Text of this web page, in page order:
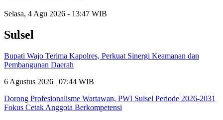
Selasa, 4 Agu 2026 - 13:47 WIB
Sulsel
Bupati Wajo Terima Kapolres, Perkuat Sinergi Keamanan dan
Pembangunan Daerah
6 Agustus 2026 | 07:44 WIB
Dorong Profesionalisme Wartawan, PWI Sulsel Periode 2026-2031
Fokus Cetak Anggota Berkompetensi